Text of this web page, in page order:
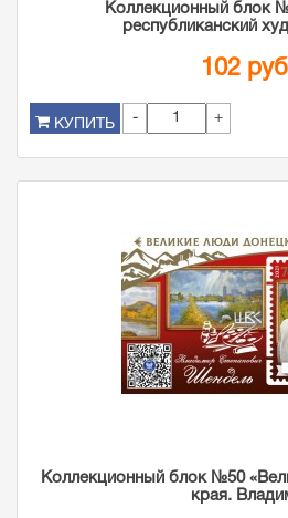
Коллекционный блок
республиканский
102
КУПИТЬ - +
Коллекционный блок №50
края.